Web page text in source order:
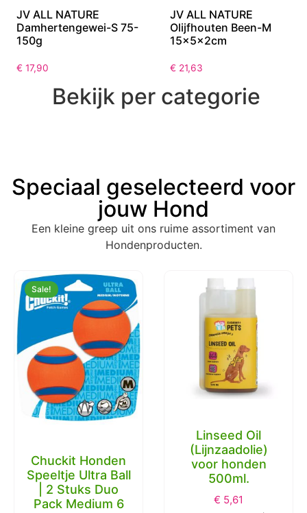
JV ALL NATURE
Damhertengewei-S 75-
150g
€ 17,90
JV ALL NATURE
Olijfhouten Been-M
15x5x2cm
€ 21,63
Bekijk per categorie
Speciaal geselecteerd voor
jouw Hond
Een kleine greep uit ons ruime assortiment van
Hondenproducten.
Sale!
Chuckit Honden
Speeltje Ultra Ball
| 2 Stuks Duo
Pack Medium 6
Linseed Oil
(Lijnzaadolie)
voor honden
500ml.
€ 5,61